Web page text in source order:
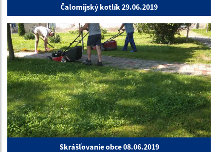
Čalomijský kotlík 29.06.2019
Skrášľovanie obce 08.06.2019